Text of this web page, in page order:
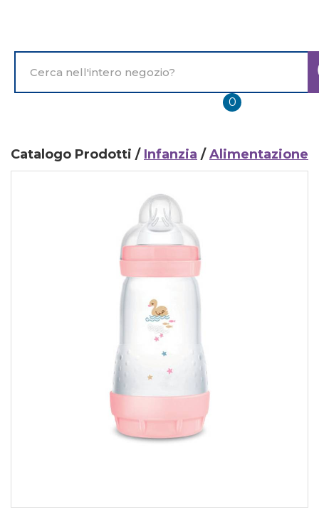
principale
Prodotto
0prodotti
inseriti
Catalogo Prodotti / Infanzia /Alimentazione